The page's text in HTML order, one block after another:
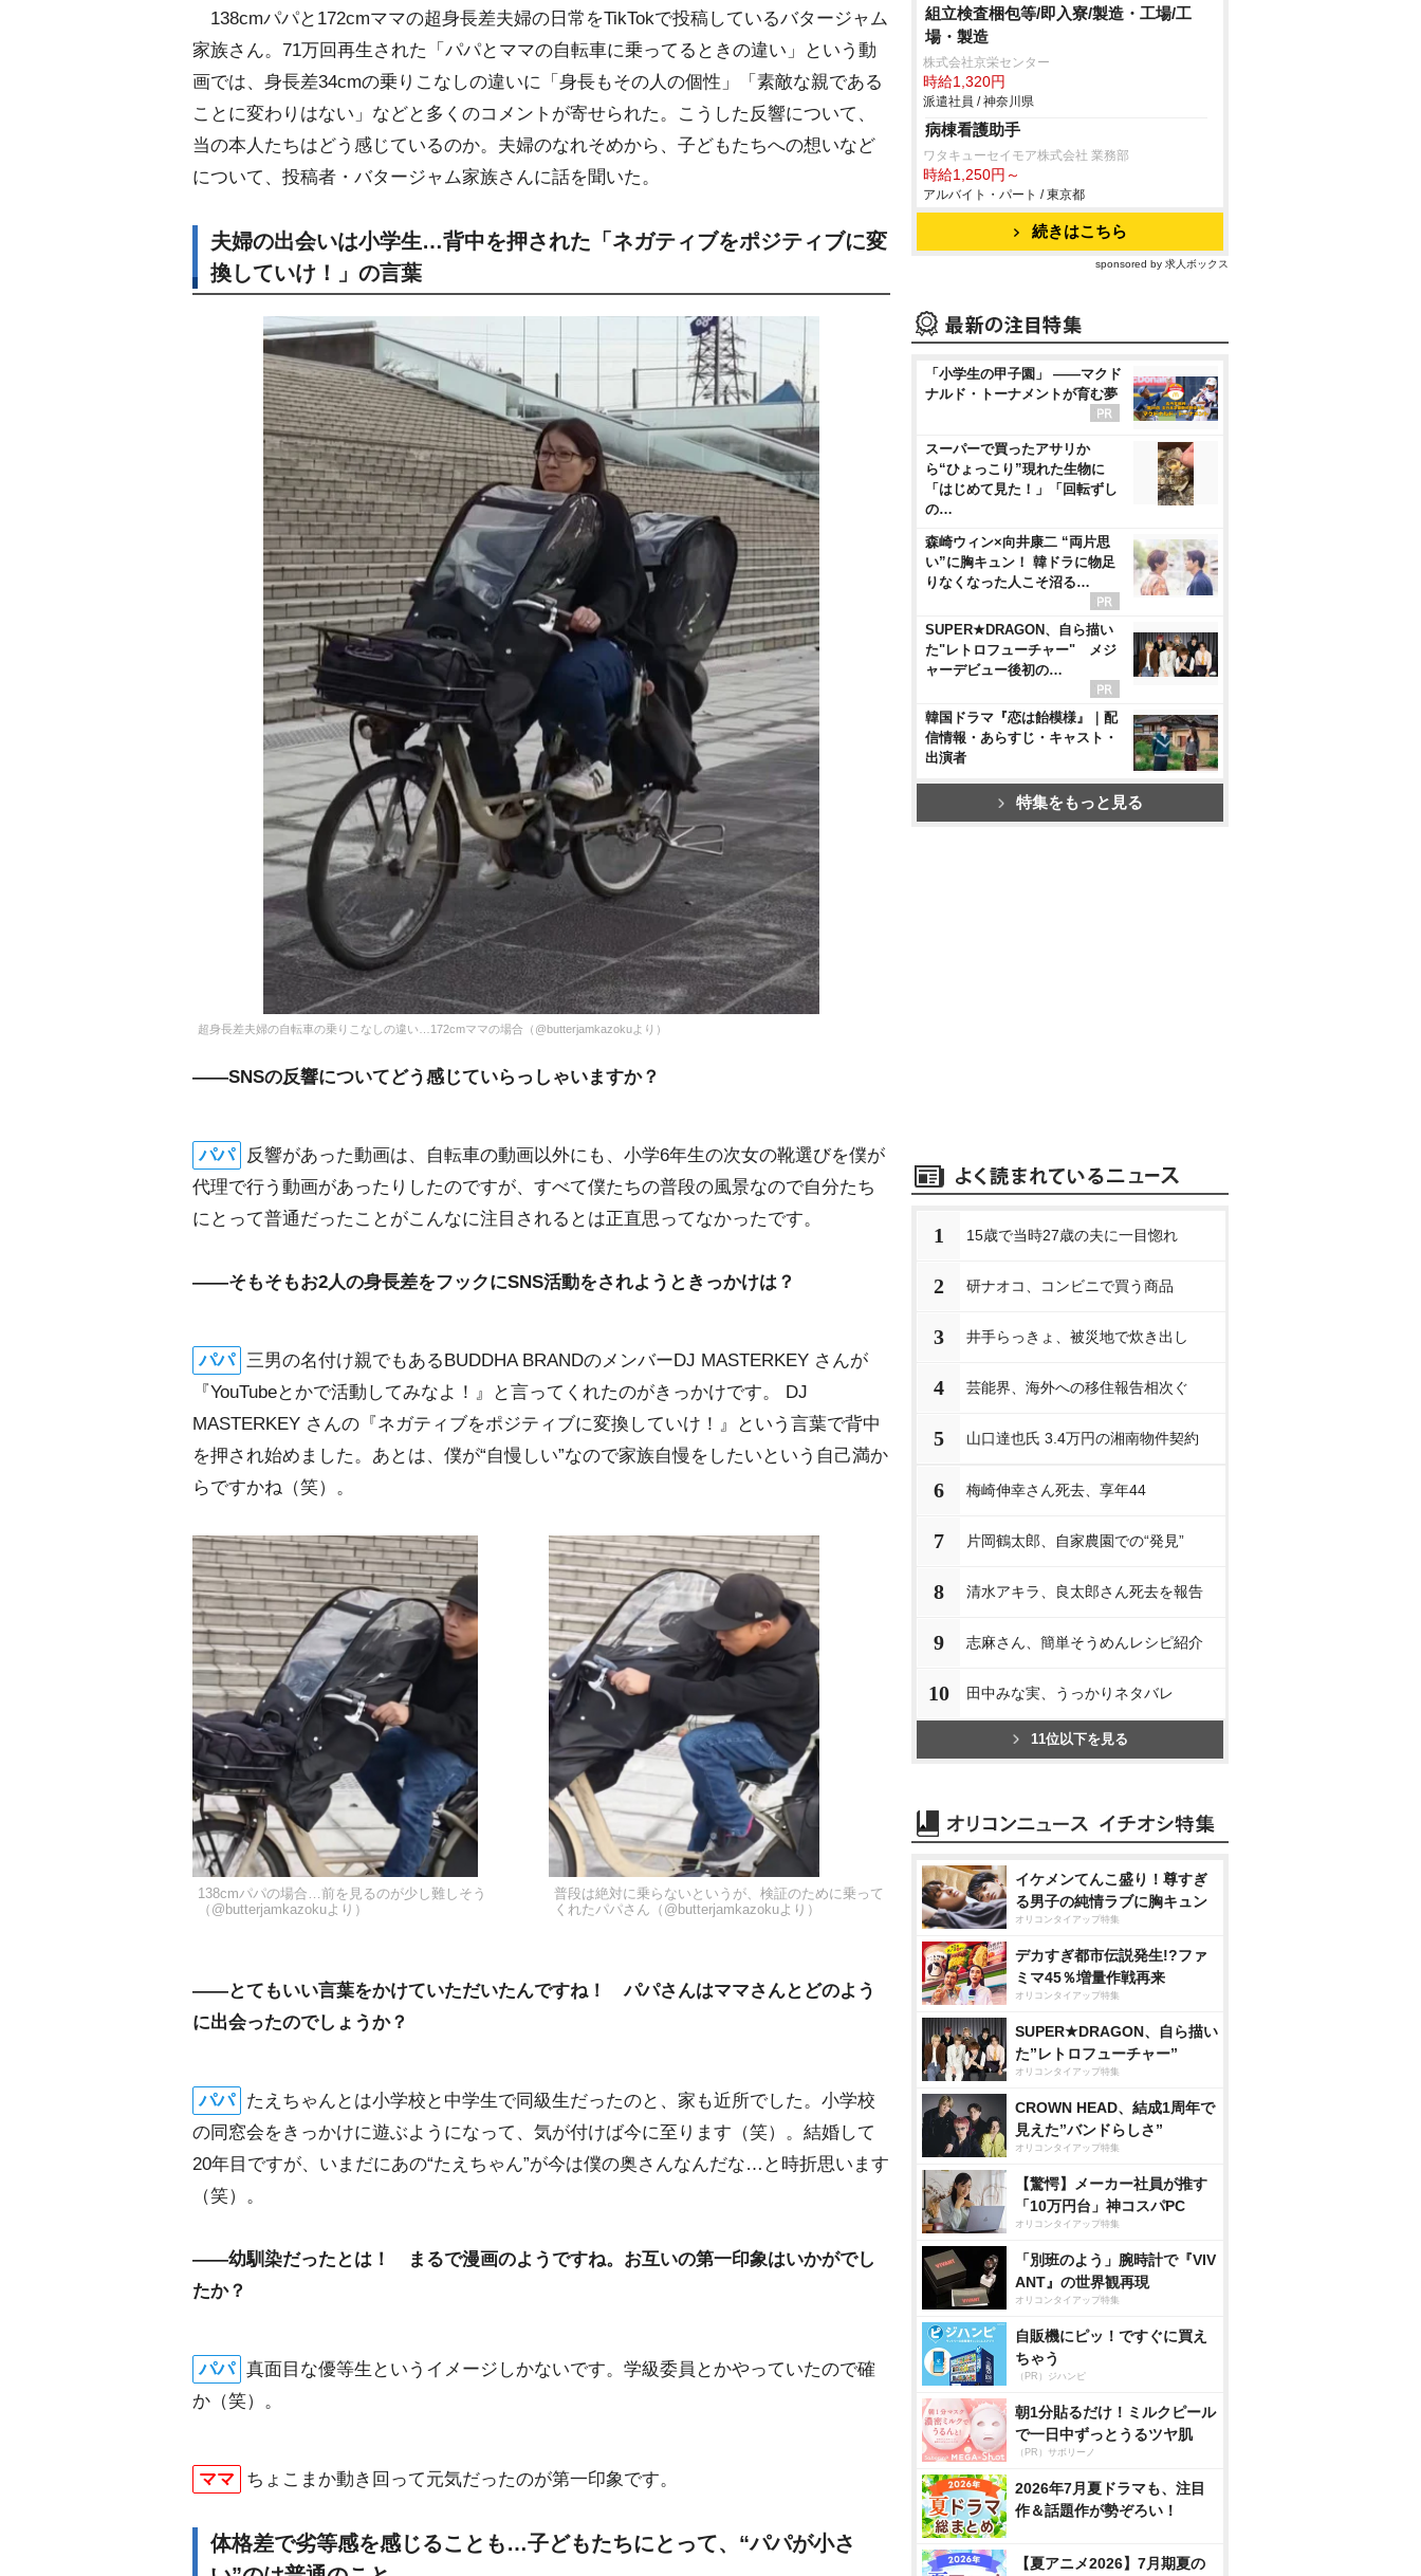
138cmパパと172cmママの超身長差夫婦の日常をTikTokで投稿しているバタージャム
家族さん。71万回再生された「パパとママの自転車に乗ってるときの違い」という動
画では、身長差34cmの乗りこなしの違いに「身長もその人の個性」「素敵な親である
ことに変わりはない」などと多くのコメントが寄せられた。こうした反響について、
当の本人たちはどう感じているのか。夫婦のなれそめから、子どもたちへの想いなど
について、投稿者・バタージャム家族さんに話を聞いた。
夫婦の出会いは小学生…背中を押された「ネガティブをポジティブに変
換していけ！」の言葉
超身長差夫婦の自転車の乗りこなしの違い…172cmママの場合（@butterjamkazokuより）
――SNSの反響についてどう感じていらっしゃいますか？
パパ
反響があった動画は、自転車の動画以外にも、小学6年生の次女の靴選びを僕が
代理で行う動画があったりしたのですが、すべて僕たちの普段の風景なので自分たち
にとって普通だったことがこんなに注目されるとは正直思ってなかったです。
――そもそもお2人の身長差をフックにSNS活動をされようときっかけは？
パパ 三男の名付け親でもあるBUDDHA BRANDのメンバーDJ MASTERKEY さんが
『YouTubeとかで活動してみなよ！』と言ってくれたのがきっかけです。 DJ
MASTERKEY さんの『ネガティブをポジティブに変換していけ！』という言葉で背中
を押され始めました。あとは、僕が“自慢しい”なので家族自慢をしたいという自己満か
らですかね（笑）。
138cmパパの場合…前を見るのが少し難しそう
（@butterjamkazokuより）
普段は絶対に乗らないというが、検証のために乗って
くれたパパさん（@butterjamkazokuより）
――とてもいい言葉をかけていただいたんですね！ パパさんはママさんとどのよう
に出会ったのでしょうか？
パパ
たえちゃんとは小学校と中学生で同級生だったのと、家も近所でした。小学校
の同窓会をきっかけに遊ぶようになって、気が付けば今に至ります（笑）。結婚して
20年目ですが、いまだにあの“たえちゃん”が今は僕の奥さんなんだな…と時折思います
（笑）。
――幼馴染だったとは！ まるで漫画のようですね。お互いの第一印象はいかがでし
たか？
パパ 真面目な優等生というイメージしかないです。学級委員とかやっていたので確
か（笑）。
ママ ちょこまか動き回って元気だったのが第一印象です。
体格差で劣等感を感じることも…子どもたちにとって、“パパが小さ
組立検査梱包等/即入寮/製造・工場/工
場・製造
株式会社京栄センター
時給1,320円
派遣社員 / 神奈川県
病棟看護助手
ワタキューセイモア株式会社 業務部
時給1,250円～
アルバイト・パート / 東京都
続きはこちら
sponsored by 求人ボックス
「小学生の甲子園」 ――マクド
ナルド・トーナメントが育む夢
スーパーで買ったアサリか
ら“ひょっこり”現れた生物に
「はじめて見た！」「回転ずし
の…
森崎ウィン×向井康二 “両片思
い”に胸キュン！ 韓ドラに物足
りなくなった人こそ沼る…
SUPER★DRAGON、自ら描い
た"レトロフューチャー" メジ
ャーデビュー後初の…
韓国ドラマ『恋は飴模様』｜配
信情報・あらすじ・キャスト・
出演者
特集をもっと見る
1 15歳で当時27歳の夫に一目惚れ
2 研ナオコ、コンビニで買う商品
3 井手らっきょ、被災地で炊き出し
4 芸能界、海外への移住報告相次ぐ
5 山口達也氏 3.4万円の湘南物件契約
6 梅崎伸幸さん死去、享年44
7 片岡鶴太郎、自家農園での“発見”
8 清水アキラ、良太郎さん死去を報告
9 志麻さん、簡単そうめんレシピ紹介
10 田中みな実、うっかりネタバレ
11位以下を見る
イケメンてんこ盛り！尊すぎ
る男子の純情ラブに胸キュン
オリコンタイアップ特集
デカすぎ都市伝説発生!?ファ
ミマ45％増量作戦再来
オリコンタイアップ特集
SUPER★DRAGON、自ら描い
た”レトロフューチャー”
オリコンタイアップ特集
CROWN HEAD、結成1周年で
見えた”バンドらしさ”
オリコンタイアップ特集
【驚愕】メーカー社員が推す
「10万円台」神コスパPC
オリコンタイアップ特集
「別班のよう」腕時計で『VIV
ANT』の世界観再現
オリコンタイアップ特集
自販機にピッ！ですぐに買え
ちゃう
（PR）ジハンピ
朝1分貼るだけ！ミルクピール
で一日中ずっとうるツヤ肌
（PR）サボリーノ
2026年7月夏ドラマも、注目
作＆話題作が勢ぞろい！
【夏アニメ2026】7月期夏の